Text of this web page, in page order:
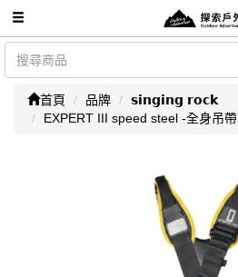
首頁 品牌
𝘀𝗶𝗻𝗴𝗶𝗻𝗴 𝗿𝗼𝗰𝗸
EXPERT III speed steel -全身吊帶